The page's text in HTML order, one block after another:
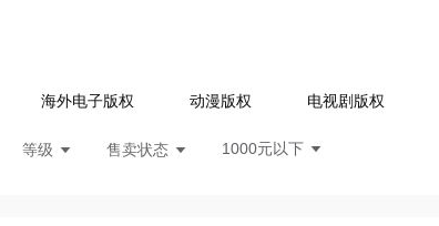
海外电子版权 动漫版权 电视剧版权
等级 售卖状态 1000元以下